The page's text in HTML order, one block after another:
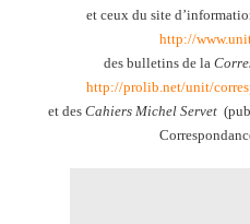
et ceux du site
http://
des bulletins de la
http://prolib.net/unit/
et des Cahiers Michel Servet